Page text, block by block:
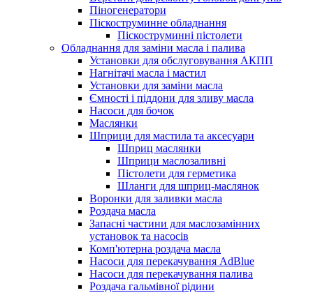
Піногенератори
Піскоструминне обладнання
Піскоструминні пістолети
Обладнання для заміни масла і палива
Установки для обслуговування АКПП
Нагнітачі масла і мастил
Установки для заміни масла
Ємності і піддони для зливу масла
Насоси для бочок
Маслянки
Шприци для мастила та аксесуари
Шприц маслянки
Шприци маслозаливні
Пістолети для герметика
Шланги для шприц-маслянок
Воронки для заливки масла
Роздача масла
Запасні частини для маслозамінних
установок та насосів
Комп'ютерна роздача масла
Насоси для перекачування AdBlue
Насоси для перекачування палива
Роздача гальмівної рідини